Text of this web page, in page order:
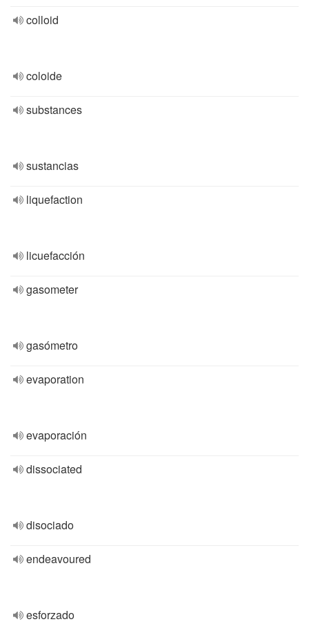
colloid
coloide
substances
sustancias
liquefaction
licuefacción
gasometer
gasómetro
evaporation
evaporación
dissociated
disociado
endeavoured
esforzado